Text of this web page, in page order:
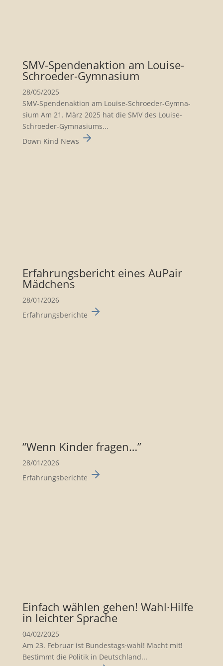
SMV-Spenden­ak­tion am Louise-
Schroeder-Gymna­sium
28/05/2025
SMV-Spenden­ak­tion am Louise-Schroeder-Gymna­
sium Am 21. März 2025 hat die SMV des Louise-
Schroeder-Gymna­siums...
Down Kind News
Erfah­rungs­be­richt eines AuPair
Mädchens
28/01/2026
Erfahrungsberichte
“Wenn Kinder fragen…”
28/01/2026
Erfahrungsberichte
Einfach wählen gehen! Wahl·Hilfe
in leichter Sprache
04/02/2025
Am 23. Februar ist Bundes­tags·wahl! Macht mit!
Bestimmt die Politik in Deutsch­land...